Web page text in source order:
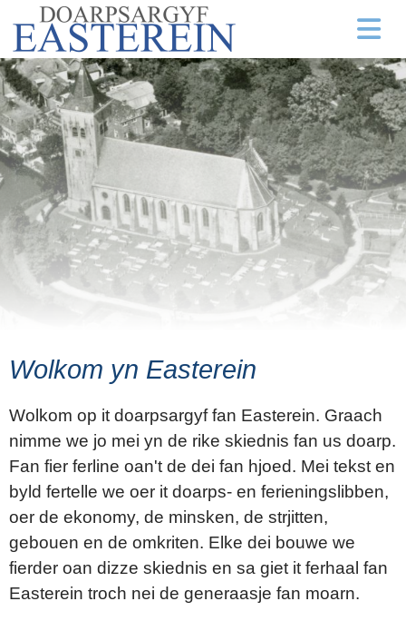
Wolkom yn Easterein
Wolkom op it doarpsargyf fan Easterein. Graach
nimme we jo mei yn de rike skiednis fan us doarp.
Fan fier ferline oan't de dei fan hjoed. Mei tekst en
byld fertelle we oer it doarps- en ferieningslibben,
oer de ekonomy, de minsken, de strjitten,
gebouen en de omkriten. Elke dei bouwe we
fierder oan dizze skiednis en sa giet it ferhaal fan
Easterein troch nei de generaasje fan moarn.